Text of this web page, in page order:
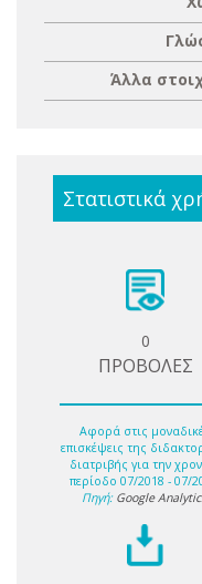
Άλλα
Στατιστικά
0
ΠΡΟΒΟΛΕΣ
Αφορά στις
επισκέψεις της
διατριβής για την
περίοδο 07/2018 - 07/
Πηγή: Google